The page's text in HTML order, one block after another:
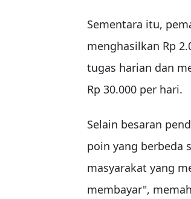
Sementara itu,
menghasilkan Rp
tugas harian dan
Rp 30.000 per hari.
Selain besaran
poin yang berbeda
masyarakat yang
membayar",